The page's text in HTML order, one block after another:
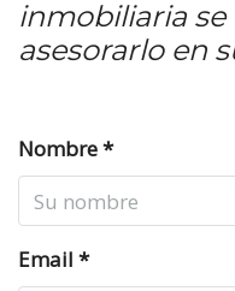
inmobiliaria
asesorarlo en
Nombre *
Email *